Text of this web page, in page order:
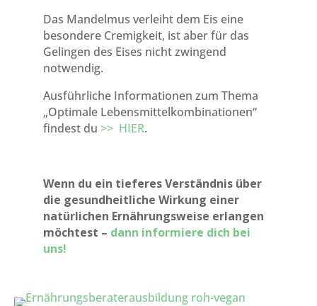
Das Mandelmus verleiht dem Eis eine
besondere Cremigkeit, ist aber für das
Gelingen des Eises nicht zwingend
notwendig.
Ausführliche Informationen zum Thema
„Optimale Lebensmittelkombinationen“
findest du >> HIER.
Wenn du ein tieferes Verständnis über
die gesundheitliche Wirkung einer
natürlichen Ernährungsweise erlangen
möchtest – dann informiere dich bei
uns!